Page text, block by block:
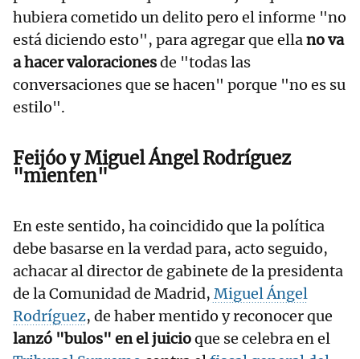
hubiera cometido un delito pero el informe "no
está diciendo esto", para agregar que ellano va
a hacer valoracionesde "todas las
conversaciones que se hacen" porque "no es su
estilo".
Feijóo y Miguel Ángel Rodríguez
"mienten"
En este sentido, ha coincidido que la política
debe basarse en la verdad para, acto seguido,
achacar al director de gabinete de la presidenta
de la Comunidad de Madrid, Miguel Ángel
Rodríguez, de haber mentido y reconocer que
lanzó "bulos" en el juicioque se celebra en el